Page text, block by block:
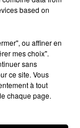
André Malraux
based on
ou affiner en
mes choix".
sans
ce site. Vous
à tout
chaque page.